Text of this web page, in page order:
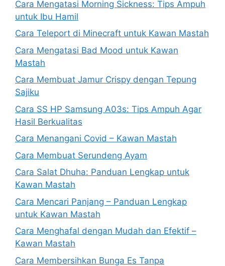
Cara Mengatasi Morning Sickness: Tips Ampuh
untuk Ibu Hamil
Cara Teleport di Minecraft untuk Kawan Mastah
Cara Mengatasi Bad Mood untuk Kawan
Mastah
Cara Membuat Jamur Crispy dengan Tepung
Sajiku
Cara SS HP Samsung A03s: Tips Ampuh Agar
Hasil Berkualitas
Cara Menangani Covid – Kawan Mastah
Cara Membuat Serundeng Ayam
Cara Salat Dhuha: Panduan Lengkap untuk
Kawan Mastah
Cara Mencari Panjang – Panduan Lengkap
untuk Kawan Mastah
Cara Menghafal dengan Mudah dan Efektif –
Kawan Mastah
Cara Membersihkan Bunga Es Tanpa